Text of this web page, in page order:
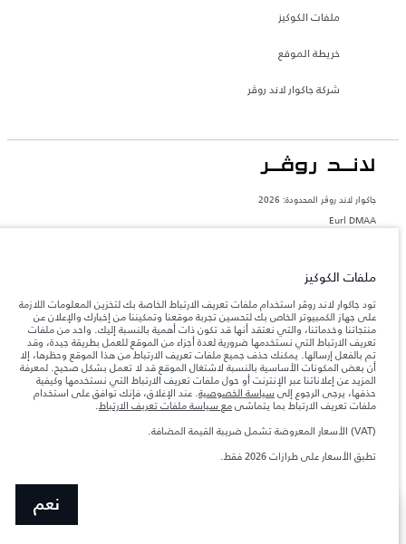
ملفات الكوكيز
خريطة الموقع
شركة جاكوار لاند روڤر
جاكوار لاند روڨر المحدودة: 2026
Eurl DMAA
والحمولة.
المعلومات والمواصفات والأسعار والألوان المذكورة على هذا الموقع قد تختلف من بلد إلى
آخر، كما أنّها قد تتغير بدون إشعار مسبق. الرجاء التواصل مع وكيلنا المحلي للتأكد من توفّرها
والتحقق من الأسعار.
ملاحظة مهمة حول الصور والمواصفات. إن النقص العالمي في أشباه الموصلات يؤثر حاليًا
في مواصفات تصميم السيارات وتوفر الخيارات وتوقيتات التصاميم. هذا ظرف ديناميكي
للغاية، ونتيجة لذلك، قد لا تمثّل الصور المستخدَمة ضمن موقع الويب حاليًا المواصفات الحالية
بالكامل بالنسبة إلى الميزات والخيارات والحلية ومجموعات الألوان. يرجى استشارة وكيلك الذي
سيتمكّن من تأكيد أي تقييدات حالية معك للسماح لك باتخاذ قرار مدروس
الأرقام المقدمة هي نتيجة لاختبارات المصنع الرسمية وفقاً لتشريعات الاتحاد الأوروبي. قد
الأرقام بغرض المقارنة فحسب.‎‎‎
ملفات الكوكيز
تود جاكوار لاند روڤر استخدام ملفات تعريف الارتباط الخاصة بك لتخزين المعلومات اللازمة
على جهاز الكمبيوتر الخاص بك لتحسين تجربة موقعنا وتمكيننا من إخبارك والإعلان عن
منتجاتنا وخدماتنا، والتي نعتقد أنها قد تكون ذات أهمية بالنسبة إليك. واحد من ملفات
تعريف الارتباط التي نستخدمها ضرورية لعدة أجزاء من الموقع للعمل بطريقة جيدة، وقد
تم بالفعل إرسالها. يمكنك حذف جميع ملفات تعريف الارتباط من هذا الموقع وحظرها، إلا
أن بعض المكونات الأساسية بالنسبة لاشتغال الموقع قد لا تعمل بشكل صحيح. لمعرفة
المزيد عن إعلاناتنا عبر الإنترنت أو حول ملفات تعريف الارتباط التي نستخدمها وكيفية
حذفها، يرجى الرجوع إلى سياسة الخصوصية. عند الإغلاق، فإنك توافق على استخدام
ملفات تعريف الارتباط بما يتماشىمع سياسة ملفات تعريف الارتباط.
(VAT) الأسعار المعروضة تشمل ضريبة القيمة المضافة.
تطبق الأسعار على طرازات 2026 فقط.
نعم
ابحث عن وكيل